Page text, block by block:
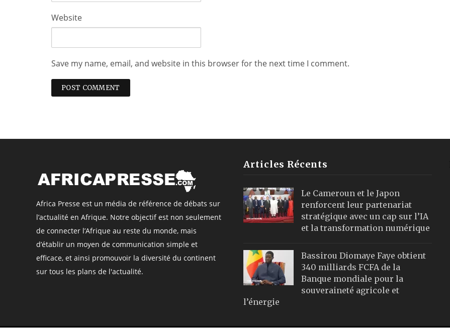
Website
Save my name, email, and website in this browser for the next time I comment.
Africa Presse est un média de référence de débats sur
l’actualité en Afrique. Notre objectif est non seulement
de connecter l’Afrique au reste du monde, mais
d’établir un moyen de communication simple et
efficace, et ainsi promouvoir la diversité du continent
sur tous les plans de l'actualité.
Articles Récents
Le Cameroun et le Japon
renforcent leur partenariat
stratégique avec un cap sur l’IA
et la transformation numérique
Bassirou Diomaye Faye obtient
340 milliards FCFA de la
Banque mondiale pour la
souveraineté agricole et
l’énergie